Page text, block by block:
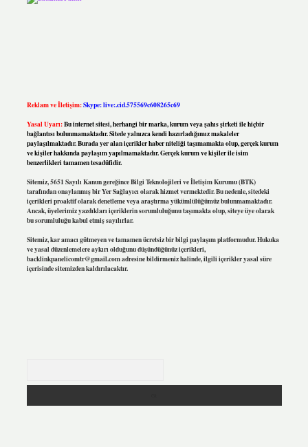
Reklam ve İletişim:Skype: live:.cid.575569c608265c69
Yasal Uyarı:Bu internet sitesi, herhangi bir marka, kurum veya şahıs şirketi ile hiçbir
bağlantısı bulunmamaktadır. Sitede yalnızca kendi hazırladığımız makaleler
paylaşılmaktadır. Burada yer alan içerikler haber niteliği taşımamakta olup, gerçek kurum
ve kişiler hakkında paylaşım yapılmamaktadır. Gerçek kurum ve kişiler ile isim
benzerlikleri tamamen tesadüfidir.
Sitemiz, 5651 Sayılı Kanun gereğince Bilgi Teknolojileri ve İletişim Kurumu (BTK)
tarafından onaylanmış bir Yer Sağlayıcı olarak hizmet vermektedir. Bu nedenle, sitedeki
içerikleri proaktif olarak denetleme veya araştırma yükümlülüğümüz bulunmamaktadır.
Ancak, üyelerimiz yazdıkları içeriklerin sorumluluğunu taşımakta olup, siteye üye olarak
bu sorumluluğu kabul etmiş sayılırlar.
Sitemiz, kar amacı gütmeyen ve tamamen ücretsiz bir bilgi paylaşım platformudur. Hukuka
ve yasal düzenlemelere aykırı olduğunu düşündüğünüz içerikleri,
backlinkpanelicomtr@gmail.comadresine bildirmeniz halinde, ilgili içerikler yasal süre
içerisinde sitemizden kaldırılacaktır.